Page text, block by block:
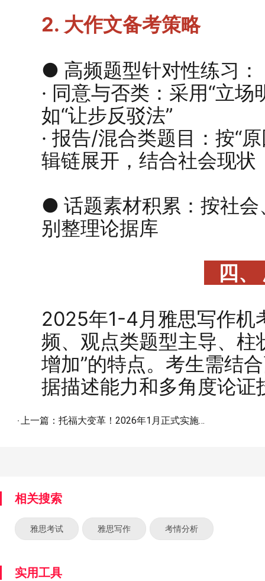
2. 大作文备考策略
● 高频题型针对性练习：
· 同意与否类：采用“立
如“让步反驳法”
· 报告/混合类题目：按“
辑链展开，结合社会现状
● 话题素材积累：按社
别整理论据库
四
2025年1-4月雅思写作机
频、观点类题型主导、
增加”的特点。考生需结
据描述能力和多角度论证
上一篇： 托福大变革！2026年1月正式实施，这些变化你必须知...
相关搜索
雅思考试 雅思写作 考情分析
实用工具